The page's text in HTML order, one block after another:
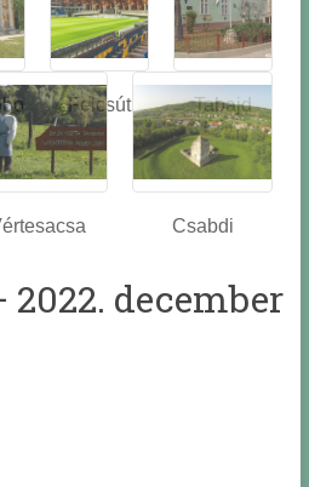
Felcsút Tabajd
Csabdi
2022. december